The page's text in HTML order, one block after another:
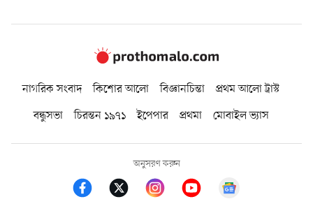
নাগরিক সংবাদ কিশোর আলো বিজ্ঞানচিন্তা
প্রথম আলো ট্রাস্ট
বন্ধুসভা
চিরন্তন ১৯৭১ ইপেপার প্রথমা মোবাইল ভ্যাস
অনুসরণ করুন